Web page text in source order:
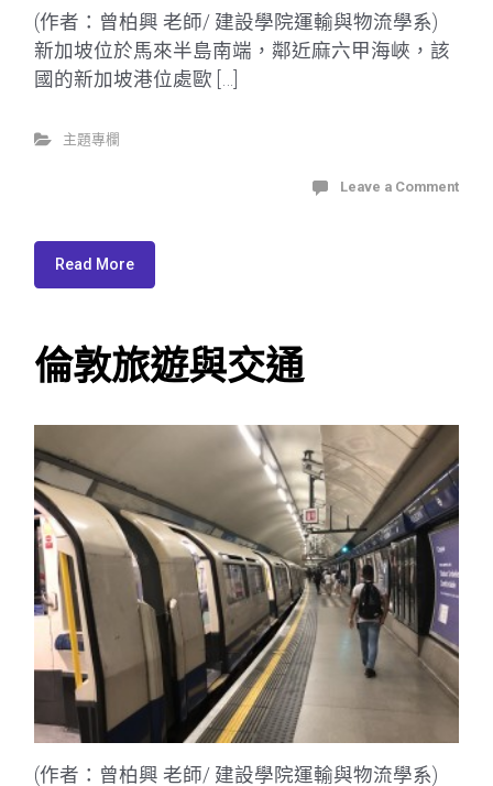
(作者：曾柏興 老師/ 建設學院運輸與物流學系)
新加坡位於馬來半島南端，鄰近麻六甲海峽，該
國的新加坡港位處歐 […]
主題專欄
Leave a Comment
Read More
倫敦旅遊與交通
(作者：曾柏興 老師/ 建設學院運輸與物流學系)